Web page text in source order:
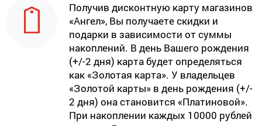
Получив дисконтную карту магазинов
«Ангел», Вы получаете скидки и
подарки в зависимости от суммы
накоплений. В день Вашего рождения
(+/-2 дня) карта будет определяться
как «Золотая карта». У владельцев
«Золотой карты» в день рождения (+/-
2 дня) она становится «Платиновой».
При накоплении каждых 10000 рублей